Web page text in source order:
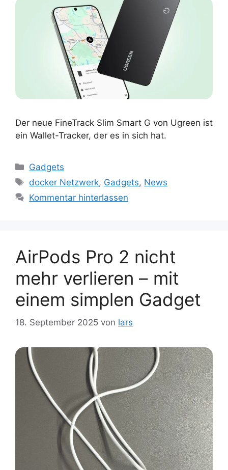
Der neue FineTrack Slim Smart G von Ugreen ist
ein Wallet-Tracker, der es in sich hat.
Kategorien
Gadgets
Schlagwörter
docker Netzwerk, Gadgets, News
Kommentar hinterlassen
AirPods Pro 2 nicht
mehr verlieren – mit
einem simplen Gadget
18. September 2025 von lars